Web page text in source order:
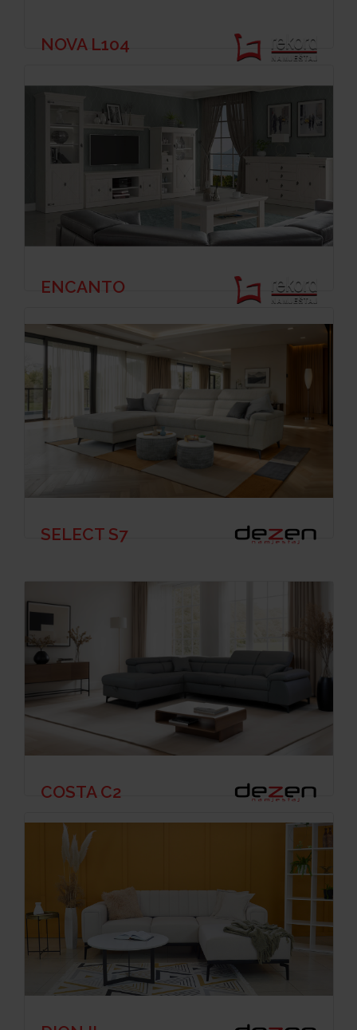
NOVA L104
ENCANTO
SELECT S7
COSTA C2